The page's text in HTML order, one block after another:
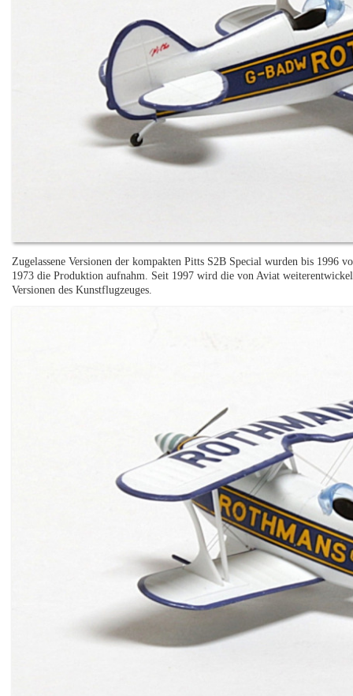
Zugelassene Versionen der kompakten Pitts S2B Special wurden bis
1973 die Produktion aufnahm. Seit 1997 wird die von Aviat
Versionen des Kunstflugzeuges.